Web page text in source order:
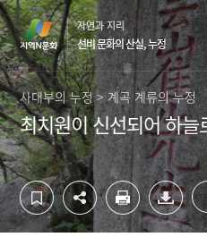
컨
텐
츠
영
역
바
로
가
기
하
단
영
역
바
로
가
기
자연과 지리
선비 문화의 산실, 누정
사대부의 누정 > 계곡 계류의 누정
최치원이 신선되어 하